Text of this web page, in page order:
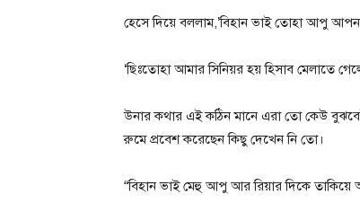
হেসে দিয়ে বললাম,’বিহান ভাই তোহা আপু
‘ছিঃতোহা আমার সিনিয়র হয় হিসাব মেলাতে
উনার কথার এই কঠিন মানে এরা তো কেউ
রুমে প্রবেশ করেছেন কিছু দেখেন নি তো।
“বিহান ভাই মেহু আপু আর রিয়ার দিকে তাকিয়ে